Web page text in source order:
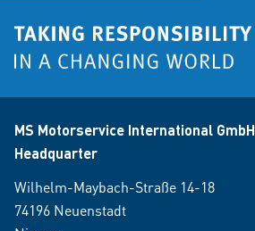
MS Motorservice International GmbH
Headquarter
Wilhelm-Maybach-Straße 14-18
74196 Neuenstadt